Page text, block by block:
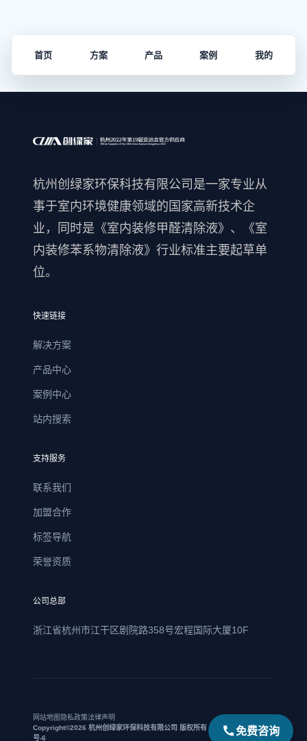
首页 方案 产品 案例 我的
杭州创绿家环保科技有限公司是一家专业从
事于室内环境健康领域的国家高新技术企
业，同时是《室内装修甲醛清除液》、《室
内装修苯系物清除液》行业标准主要起草单
位。
快速链接
解决方案
产品中心
案例中心
站内搜索
支持服务
联系我们
加盟合作
标签导航
荣誉资质
公司总部
浙江省杭州市江干区剧院路358号宏程国际大厦10F
网站地图 隐私政策法律声明
Copyright©2026 杭州创绿家环保科技有限公司 版权所有 | 浙ICP备17021469
号-6
免费咨询